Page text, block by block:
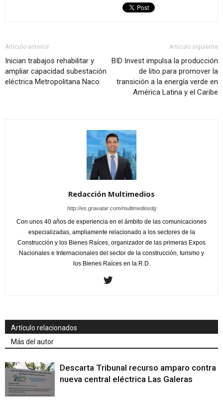
Artículo anterior
Inician trabajos rehabilitar y
ampliar capacidad subestación
eléctrica Metropolitana Naco
Artículo siguiente
BID Invest impulsa la producción
de litio para promover la
transición a la energía verde en
América Latina y el Caribe
Redacción Multimedios
http://es.gravatar.com/multimediosdg
Con unos 40 años de experiencia en el ámbito de las comunicaciones
especializadas, ampliamente relacionado a los sectores de la
Construcción y los Bienes Raíces, organizador de las primeras Expos
Nacionales e Internacionales del sector de la construcción, turismo y
los Bienes Raíces en la R.D.
Artículo relacionados
Más del autor
Descarta Tribunal recurso amparo contra
nueva central eléctrica Las Galeras